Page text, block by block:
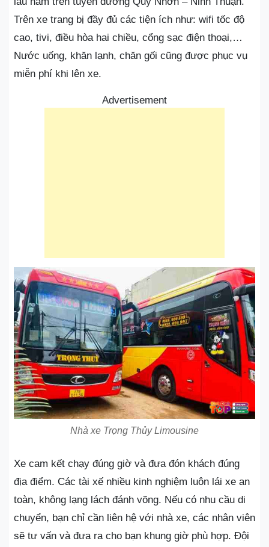
Trên xe trang bị đầy đủ các tiện ích như: wifi tốc độ
cao, tivi, điều hòa hai chiều, cổng sạc điện thoại,…
Nước uống, khăn lạnh, chăn gối cũng được phục vụ
miễn phí khi lên xe.
Advertisement
Nhà xe Trọng Thủy Limousine
Xe cam kết chạy đúng giờ và đưa đón khách đúng
địa điểm. Các tài xế nhiều kinh nghiệm luôn lái xe an
toàn, không lạng lách đánh võng. Nếu có nhu cầu di
chuyển, bạn chỉ cần liên hệ với nhà xe, các nhân viên
sẽ tư vấn và đưa ra cho bạn khung giờ phù hợp. Đội